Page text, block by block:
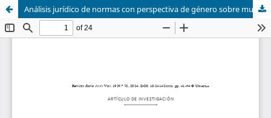
Análisis jurídico de normas con perspectiva de género sobre mujeres privadas de la libertad en sentencias de declaratoria de estado de cosas inconstitucional